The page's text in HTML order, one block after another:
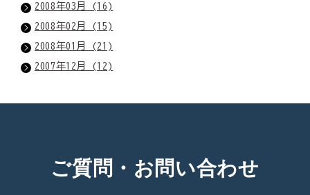
2008年03月 (16)
2008年02月 (15)
2008年01月 (21)
2007年12月 (12)
ご質問・お問い合わせ